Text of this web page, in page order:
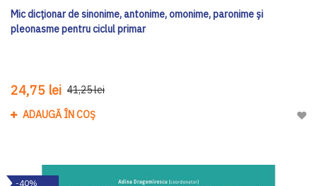
Mic dicționar de sinonime, antonime, omonime, paronime și
pleonasme pentru ciclul primar
24,75 lei 41,25 lei
ADAUGĂ ÎN COȘ
-40%